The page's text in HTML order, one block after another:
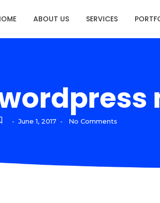
ABOUT US SERVICES
- June 1, 2017 - No Comments